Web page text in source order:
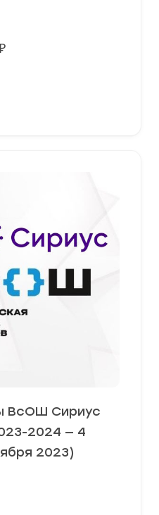
Диапазон
ВсОШ Сириус
2024 — 4
2023)